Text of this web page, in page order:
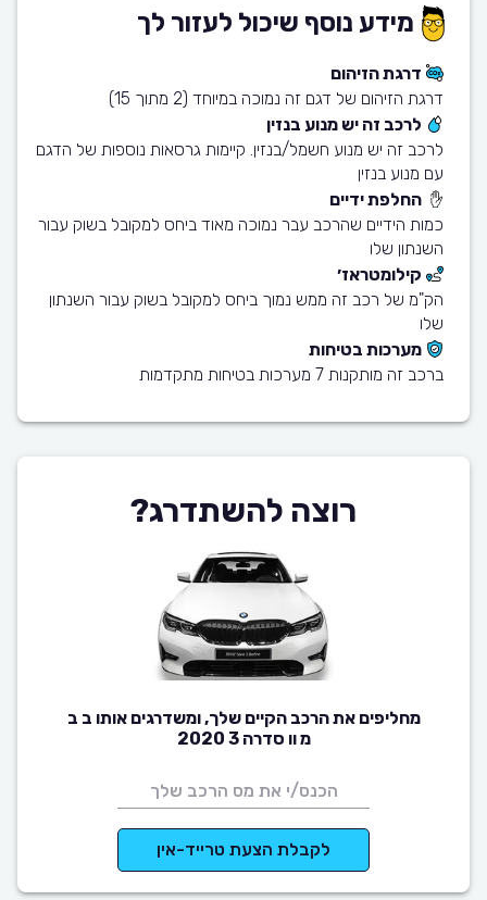
מידע נוסף שיכול לעזור לך
דרגת הזיהום
דרגת הזיהום של דגם זה נמוכה במיוחד (2 מתוך 15)
לרכב זה יש מנוע בנזין
לרכב זה יש מנוע חשמל/בנזין. קיימות גרסאות נוספות של הדגם
עם מנוע בנזין
החלפת ידיים
כמות הידיים שהרכב עבר נמוכה מאוד ביחס למקובל בשוק עבור
השנתון שלו
קילומטראז׳
הק"מ של רכב זה ממש נמוך ביחס למקובל בשוק עבור השנתון
שלו
מערכות בטיחות
ברכב זה מותקנות 7 מערכות בטיחות מתקדמות
רוצה להשתדרג?
מחליפים את הרכב הקיים שלך, ומשדרגים אותו ב ב
מ וו סדרה 3 2020
לקבלת הצעת טרייד-אין